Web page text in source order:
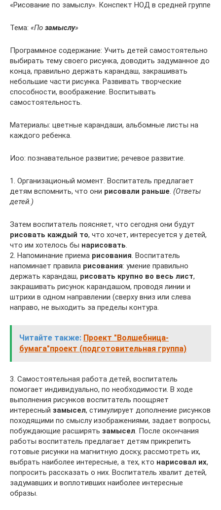
«Рисование по замыслу». Конспект НОД в средней группе
Тема: «По замыслу»
Программное содержание: Учить детей самостоятельно
выбирать тему своего рисунка, доводить задуманное до
конца, правильно держать карандаш, закрашивать
небольшие части рисунка. Развивать творческие
способности, воображение. Воспитывать
самостоятельность.
Материалы: цветные карандаши, альбомные листы на
каждого ребенка.
Иоо: познавательное развитие; речевое развитие.
1. Организационый момент. Воспитатель предлагает
детям вспомнить, что они рисовали раньше. (Ответы
детей.)
Затем воспитатель поясняет, что сегодня они будут
рисовать каждый то, что хочет, интересуется у детей,
что им хотелось бы нарисовать.
2. Напоминание приема рисования. Воспитатель
напоминает правила рисования: умение правильно
держать карандаш, рисовать крупно во весь лист,
закрашивать рисунок карандашом, проводя линии и
штрихи в одном направлении (сверху вниз или слева
направо, не выходить за пределы контура.
Читайте также: Проект "Волшебница-
бумага"проект (подготовительная группа)
3. Самостоятельная работа детей, воспитатель
помогает индивидуально, по необходимости. В ходе
выполнения рисунков воспитатель поощряет
интересный замысел, стимулирует дополнение рисунков
походящими по смыслу изображениями, задает вопросы,
побуждающие расширять замысел. После окончания
работы воспитатель предлагает детям прикрепить
готовые рисунки на магнитную доску, рассмотреть их,
выбрать наиболее интересные, а тех, кто нарисовал их,
попросить рассказать о них. Воспитатель хвалит детей,
задумавших и воплотивших наиболее интересные
образы.